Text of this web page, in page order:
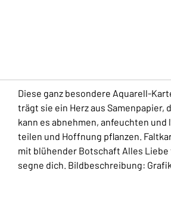
Diese ganz besondere Aquarell-
trägt sie ein Herz aus
kann es abnehmen, anfeuchten
teilen und Hoffnung pflanzen.
mit blühender Botschaft Alles Liebe
segne dich. Bildbeschreibung: